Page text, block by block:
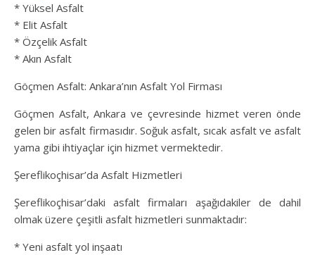
* Yüksel Asfalt
* Elit Asfalt
* Özçelik Asfalt
* Akın Asfalt
Göçmen Asfalt: Ankara’nın Asfalt Yol Firması
Göçmen Asfalt, Ankara ve çevresinde hizmet veren önde
gelen bir asfalt firmasıdır. Soğuk asfalt, sıcak asfalt ve asfalt
yama gibi ihtiyaçlar için hizmet vermektedir.
Şereflikoçhisar’da Asfalt Hizmetleri
Şereflikoçhisar’daki asfalt firmaları aşağıdakiler de dahil
olmak üzere çeşitli asfalt hizmetleri sunmaktadır:
* Yeni asfalt yol inşaatı